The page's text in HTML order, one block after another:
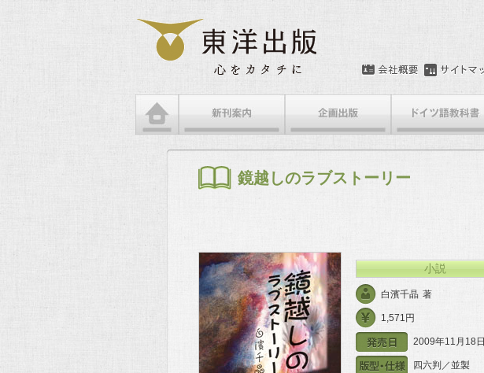
メインメニュー
メインコンテンツへ移動
サブコンテンツへ移動
鏡越しのラブストーリー
小説
白濱千晶 著
1,571円
2009年11月18日
四六判／並製